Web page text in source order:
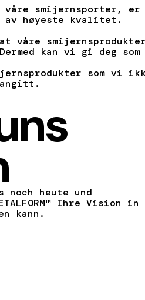
våre smijernsporter, er
høyeste kvalitet.
at våre
Dermed kan vi gi deg
som vi
noch heute und
Ihre Vision in
kann.